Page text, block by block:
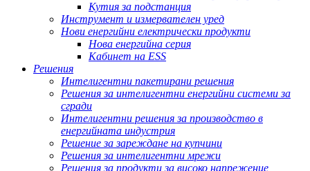
Кутия за подстанция
Инструмент и измервателен уред
Нови енергийни електрически продукти
Нова енергийна серия
Кабинет на ESS
Решения
Интелигентни пакетирани решения
Решения за интелигентни енергийни системи за
сгради
Интелигентни решения за производство в
енергийната индустрия
Решение за зареждане на купчини
Решения за интелигентни мрежи
Решения за продукти за високо напрежение